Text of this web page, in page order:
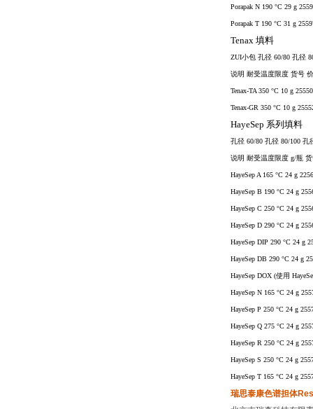
Porapak N 190 °C 29 g
Porapak T 190 °C 31 g
Tenax 填料
ZUI小包 孔径 60/80 孔径
说明 耐受温度限度 货号
Tenax-TA 350 °C 10 g
Tenax-GR 350 °C 10 g
HayeSep 系列填料
孔径 60/80 孔径 80/100 孔
说明 耐受温度限度 g/瓶
HayeSep A 165 °C 24 g
HayeSep B 190 °C 24 g
HayeSep C 250 °C 24 g
HayeSep D 290 °C 24 g
HayeSep DIP 290 °C 24 g
HayeSep DB 290 °C 24 g
HayeSep DOX (使用
HayeSep N 165 °C 24 g
HayeSep P 250 °C 24 g
HayeSep Q 275 °C 24 g
HayeSep R 250 °C 24 g
HayeSep S 250 °C 24 g
HayeSep T 165 °C 24 g
瑞思泰康色谱担体